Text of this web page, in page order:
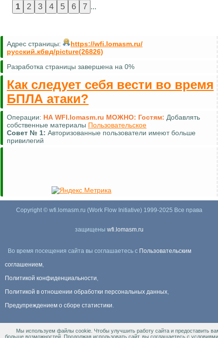
...
Адрес страницы:
https://wfi.lomasm.ru/
русский.кбвд/picture(26826)
Разработка страницы завершена на 0%
Как следует себя вести во время
БПЛА атаки?
Операции: НА WFI.lomasm.ru МОЖНО: Гостям: Добавлять
собственные материалы Пользовательское
Совет № 1: Авторизованные пользователи имеют больше
привилегий
Copyright © wfi.lomasm.ru (Work Flow Initiative) 1999-2025 Все права
защищены wfi.lomasm.ru
Во время посещения сайта вы соглашаетесь с Пользовательским
соглашением,
Политикой конфиденциальности,
Политикой в отношении обработки персональных данных,
Предупреждением о сборе статистики.
Информация Для правообладателей.
Мы используем файлы cookie. Чтобы улучшить работу сайта и предоставить
больше возможностей. Продолжая использовать сайт, вы соглашаетесь с условиями